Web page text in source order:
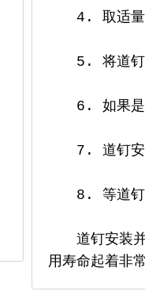
4. 取适量胶
5. 将道钉紧
6. 如果是铸
7. 道钉安装
8. 等道钉固
道钉安装并
用寿命起着非